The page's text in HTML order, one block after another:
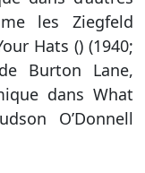
les Ziegfeld
Hats () (1940;
Burton Lane,
dans What
O’Donnell